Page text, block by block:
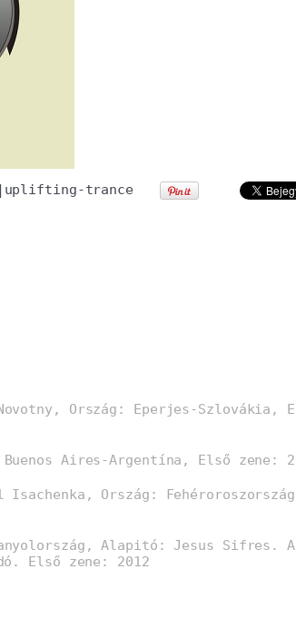
uplifting-trance
Ország: Eperjes-Szlovákia,
Buenos Aires-Argentína, Első zene:
Isachenka, Ország:
Alapitó: Jesus Sifres. A
Első zene: 2012